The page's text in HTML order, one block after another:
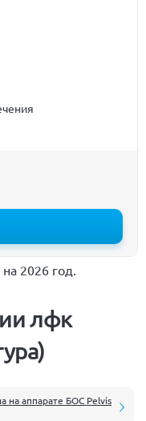
2026 год.
лфк
на аппарате БОС Pelvis